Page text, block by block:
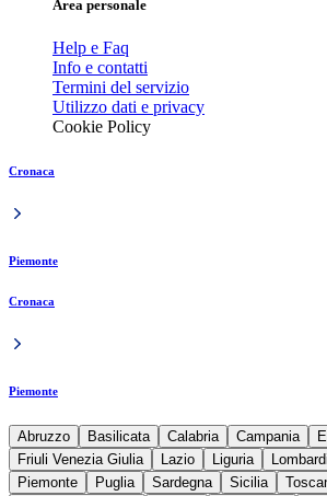
Area personale
Help e Faq
Info e contatti
Termini del servizio
Utilizzo dati e privacy
Cookie Policy
Cronaca
Piemonte
Cronaca
Piemonte
Abruzzo Basilicata Calabria Campania
Friuli Venezia Giulia
Lazio Liguria
Piemonte
Puglia Sardegna Sicilia